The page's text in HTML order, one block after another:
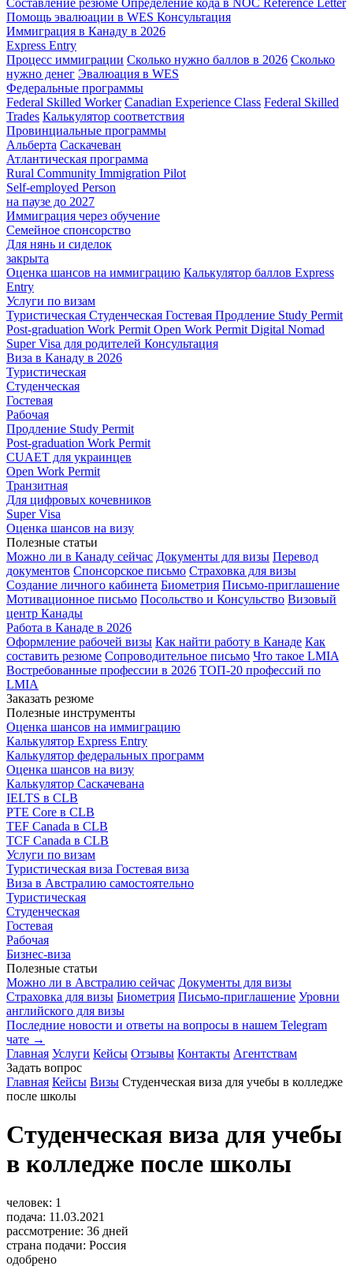
Помощь эвалюации в WES Консультация
Иммиграция в Канаду в 2026
Express Entry
Процесс иммиграции Сколько нужно баллов в 2026 Сколько
нужно денег Эвалюация в WES
Федеральные программы
Federal Skilled Worker Canadian Experience Class Federal Skilled
Trades Калькулятор соответствия
Провинциальные программы
Альберта Саскачеван
Атлантическая программа
Rural Community Immigration Pilot
Self-employed Person
на паузе до 2027
Иммиграция через обучение
Семейное спонсорство
Для нянь и сиделок
закрыта
Оценка шансов на иммиграцию Калькулятор баллов Express
Entry
Услуги по визам
Туристическая Студенческая Гостевая Продление Study Permit
Post-graduation Work Permit Open Work Permit Digital Nomad
Super Visa для родителей Консультация
Виза в Канаду в 2026
Туристическая
Студенческая
Гостевая
Рабочая
Продление Study Permit
Post-graduation Work Permit
CUAET для украинцев
Open Work Permit
Транзитная
Для цифровых кочевников
Super Visa
Оценка шансов на визу
Полезные статьи
Можно ли в Канаду сейчас Документы для визы Перевод
документов Спонсорское письмо Страховка для визы
Создание личного кабинета Биометрия Письмо-приглашение
Мотивационное письмо Посольство и Консульство Визовый
центр Канады
Работа в Канаде в 2026
Оформление рабочей визы Как найти работу в Канаде Как
составить резюме Сопроводительное письмо Что такое LMIA
Востребованные профессии в 2026 ТОП-20 профессий по
LMIA
Заказать резюме
Полезные инструменты
Оценка шансов на иммиграцию
Калькулятор Express Entry
Калькулятор федеральных программ
Оценка шансов на визу
Калькулятор Саскачевана
IELTS в CLB
PTE Core в CLB
TEF Canada в CLB
TCF Canada в CLB
Услуги по визам
Туристическая виза Гостевая виза
Виза в Австралию самостоятельно
Туристическая
Студенческая
Гостевая
Рабочая
Бизнес-виза
Полезные статьи
Можно ли в Австралию сейчас Документы для визы
Страховка для визы Биометрия Письмо-приглашение Уровни
английского для визы
Последние новости и ответы на вопросы в нашем Telegram
чате →
Главная Услуги Кейсы Отзывы Контакты Агентствам
Задать вопрос
Главная Кейсы Визы Студенческая виза для учебы в колледже
после школы
Студенческая виза для учебы
в колледже после школы
человек: 1
подача: 11.03.2021
рассмотрение: 36 дней
страна подачи: Россия
одобрено